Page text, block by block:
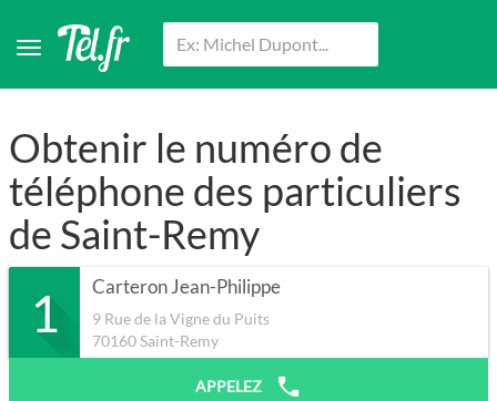
Obtenir le numéro de
téléphone des particuliers
de Saint-Remy
1 Carteron Jean-Philippe
9 Rue de la Vigne du Puits
70160Saint-Remy
APPELEZ